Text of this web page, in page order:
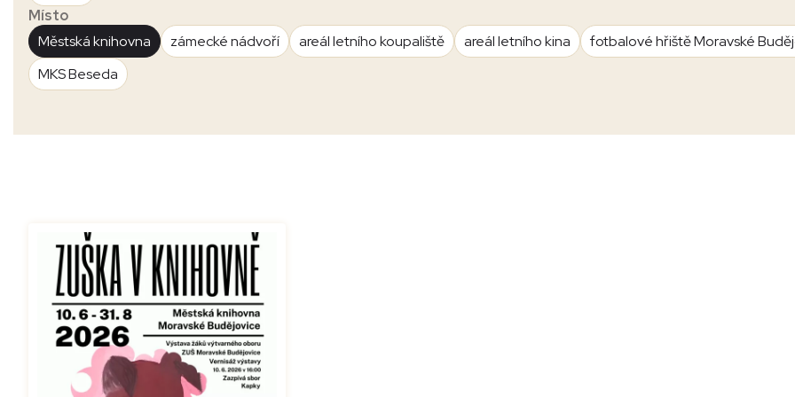
Místo
Městská knihovna
zámecké nádvoří areál letního koupaliště areál letního kina
fotbalové hřiště Moravské
MKS Beseda